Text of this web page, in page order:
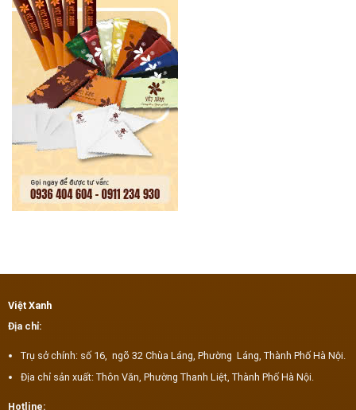
Việt Xanh
Địa chỉ:
Trụ sở chính: số 16, ngõ 32 Chùa Láng, Phường Láng, Thành Phố Hà Nội.
Địa chỉ sản xuất: Thôn Văn, Phường Thanh Liệt, Thành Phố Hà Nội.
Hotline: